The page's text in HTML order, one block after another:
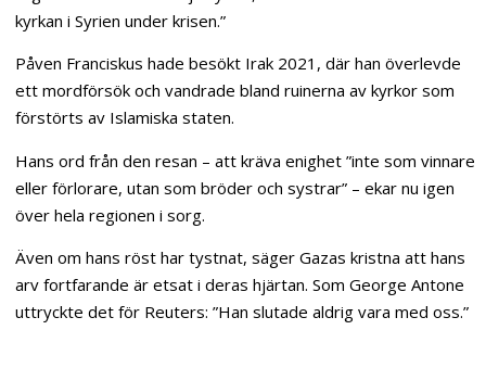
kyrkan i Syrien under krisen.”
Påven Franciskus hade besökt Irak 2021, där han överlevde
ett mordförsök och vandrade bland ruinerna av kyrkor som
förstörts av Islamiska staten.
Hans ord från den resan – att kräva enighet ”inte som vinnare
eller förlorare, utan som bröder och systrar” – ekar nu igen
över hela regionen i sorg.
Även om hans röst har tystnat, säger Gazas kristna att hans
arv fortfarande är etsat i deras hjärtan. Som George Antone
uttryckte det för Reuters: ”Han slutade aldrig vara med oss.”